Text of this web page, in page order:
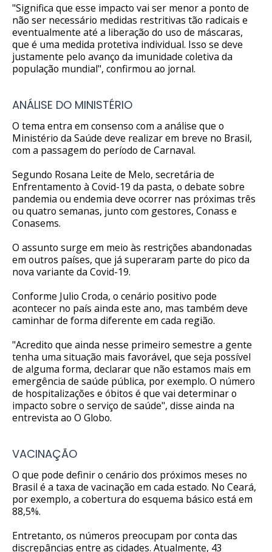
"Significa que esse impacto vai ser menor a ponto de
não ser necessário medidas restritivas tão radicais e
eventualmente até a liberação do uso de máscaras,
que é uma medida protetiva individual. Isso se deve
justamente pelo avanço da imunidade coletiva da
população mundial", confirmou ao jornal.
ANÁLISE DO MINISTÉRIO
O tema entra em consenso com a análise que o
Ministério da Saúde deve realizar em breve no Brasil,
com a passagem do período de Carnaval.
Segundo Rosana Leite de Melo, secretária de
Enfrentamento à Covid-19 da pasta, o debate sobre
pandemia ou endemia deve ocorrer nas próximas três
ou quatro semanas, junto com gestores, Conass e
Conasems.
O assunto surge em meio às restrições abandonadas
em outros países, que já superaram parte do pico da
nova variante da Covid-19.
Conforme Julio Croda, o cenário positivo pode
acontecer no país ainda este ano, mas também deve
caminhar de forma diferente em cada região.
"Acredito que ainda nesse primeiro semestre a gente
tenha uma situação mais favorável, que seja possível
de alguma forma, declarar que não estamos mais em
emergência de saúde pública, por exemplo. O número
de hospitalizações e óbitos é que vai determinar o
impacto sobre o serviço de saúde", disse ainda na
entrevista ao O Globo.
VACINAÇÃO
O que pode definir o cenário dos próximos meses no
Brasil é a taxa de vacinação em cada estado. No Ceará,
por exemplo, a cobertura do esquema básico está em
88,5%.
Entretanto, os números preocupam por conta das
discrepâncias entre as cidades. Atualmente, 43